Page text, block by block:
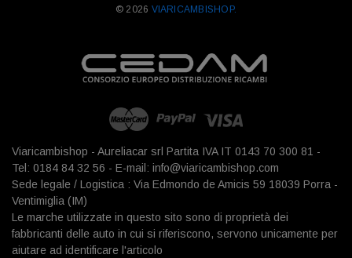
© 2026 VIARICAMBISHOP.
Viaricambishop - Aureliacar srl Partita IVA IT 0143 70 300 81 -
Tel: 0184 84 32 56 - E-mail: info@viaricambishop.com
Sede legale / Logistica : Via Edmondo de Amicis 59 18039 Porra -
Ventimiglia (IM)
Le marche utilizzate in questo sito sono di proprietà dei
fabbricanti delle auto in cui si riferiscono, servono unicamente per
aiutare ad identificare l'articolo